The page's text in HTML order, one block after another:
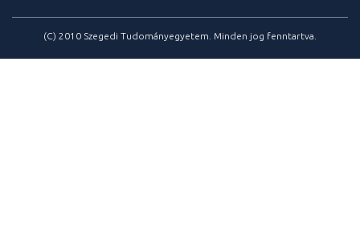
(C) 2010 Szegedi Tudományegyetem. Minden jog fenntartva.